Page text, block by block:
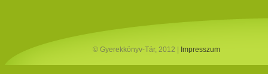
© Gyerekkönyv-Tár, 2012 | Impresszum